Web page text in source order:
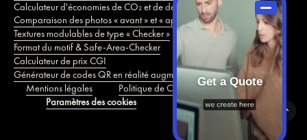
Calculateur d'économies de CO₂ et de développement durable
Comparaison des photos « avant » et « après »
Textures modulables de type « Checker »
Format du motif & Safe-Area-Checker
Calculateur de prix CGI
Générateur de codes QR en réalité augmentée
Mentions légales
Politique de Confidentialité
Cookies
Paramètres des cookies
Offres d'emploi
Get a Quote